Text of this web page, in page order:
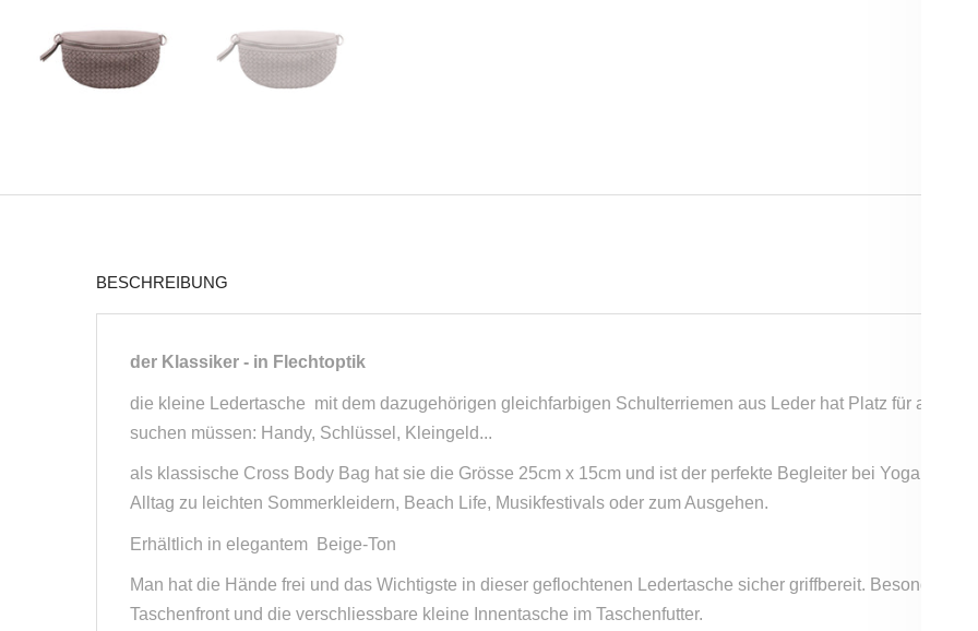
BESCHREIBUNG
der Klassiker - in Flechtoptik
die kleine Ledertasche mit dem dazugehörigen gleichfarbigen Schulterriemen aus Leder hat Platz für alles
suchen müssen: Handy, Schlüssel, Kleingeld...
als klassische Cross Body Bag hat sie die Grösse 25cm x 15cm und ist der perfekte Begleiter bei Yoga und
Alltag zu leichten Sommerkleidern, Beach Life, Musikfestivals oder zum Ausgehen.
Erhältlich in elegantem Beige-Ton
Man hat die Hände frei und das Wichtigste in dieser geflochtenen Ledertasche sicher griffbereit. Besonders
Taschenfront und die verschliessbare kleine Innentasche im Taschenfutter.